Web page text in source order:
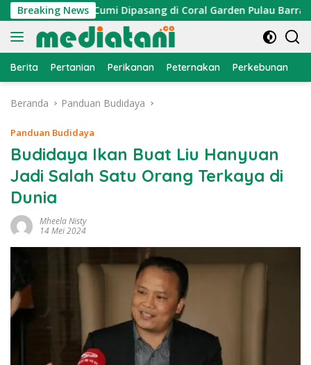
Langsung
ke
konten
Breaking News
Cumi Dipasang di Coral Garden Pulau Barrang Caddi
Berita Pertanian Perikanan Peternakan Perkebunan
Beranda Panduan Budidaya
Panduan Budidaya
Budidaya Ikan Buat Liu Hanyuan
Jadi Salah Satu Orang Terkaya di
Dunia
Mheela Nisty
14 Mei 2024